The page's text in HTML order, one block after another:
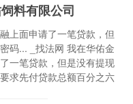
料有限公司
上面申请了一笔贷款，但
码... _找法网 我在华佑金
一笔贷款，但是没有提现
求先付贷款总额百分之六